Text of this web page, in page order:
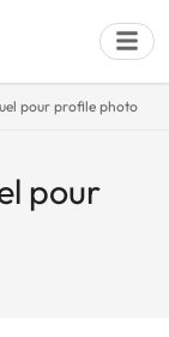
pour profile photo
pour